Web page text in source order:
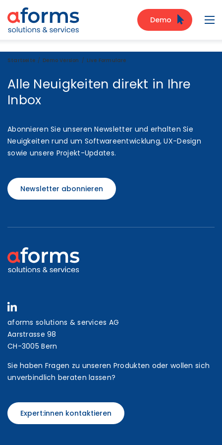
Zum Inhalt
Zum Menü
Zur Suche
Demo
Startseite Demo Version Live Formulare
Alle Neuigkeiten direkt in Ihre
Inbox
Abonnieren Sie unseren Newsletter und erhalten Sie
Neuigkeiten rund um Softwareentwicklung, UX-Design
sowie unsere Projekt-Updates.
Newsletter abonnieren
aforms solutions & services AG
Aarstrasse 98
CH-3005 Bern
Sie haben Fragen zu unseren Produkten oder wollen sich
unverbindlich beraten lassen?
Expert:innen kontaktieren